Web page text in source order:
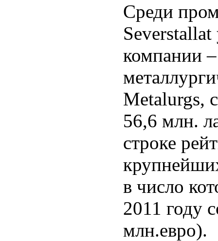
Среди
Severstallat
компании
Metalurgs,
56,6 млн.
строке
в число
2011 году
млн.евро).